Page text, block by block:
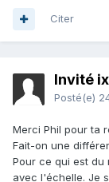
Citer
Invité
Posté(e)
Merci Phil pour ta
Fait-on une
Pour ce qui est
avec l'échelle. Je